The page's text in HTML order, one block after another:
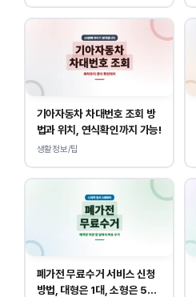
기아자동차 차대번호 조회 방
법과 위치, 연식확인까지 가능!
생활정보/팁
폐가전 무료수거 서비스 신청
방법, 대형은 1대, 소형은 5개